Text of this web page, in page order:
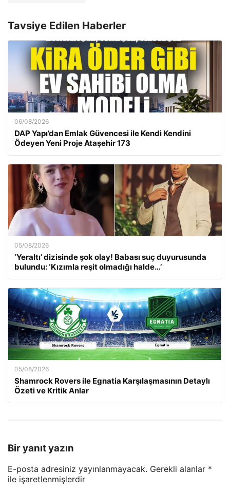
Tavsiye Edilen Haberler
06/08/2026
DAP Yapı’dan Emlak Güvencesi ile Kendi Kendini
Ödeyen Yeni Proje Ataşehir 173
05/08/2026
‘Yeraltı’ dizisinde şok olay! Babası suç duyurusunda
bulundu: ‘Kızımla reşit olmadığı halde…’
05/08/2026
Shamrock Rovers ile Egnatia Karşılaşmasının Detaylı
Özeti ve Kritik Anlar
Bir yanıt yazın
E-posta adresiniz yayınlanmayacak. Gerekli alanlar *
ile işaretlenmişlerdir